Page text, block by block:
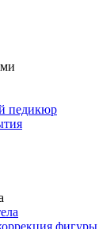
педикюр
фигуры